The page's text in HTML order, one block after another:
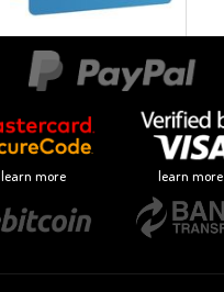
learn more learn more